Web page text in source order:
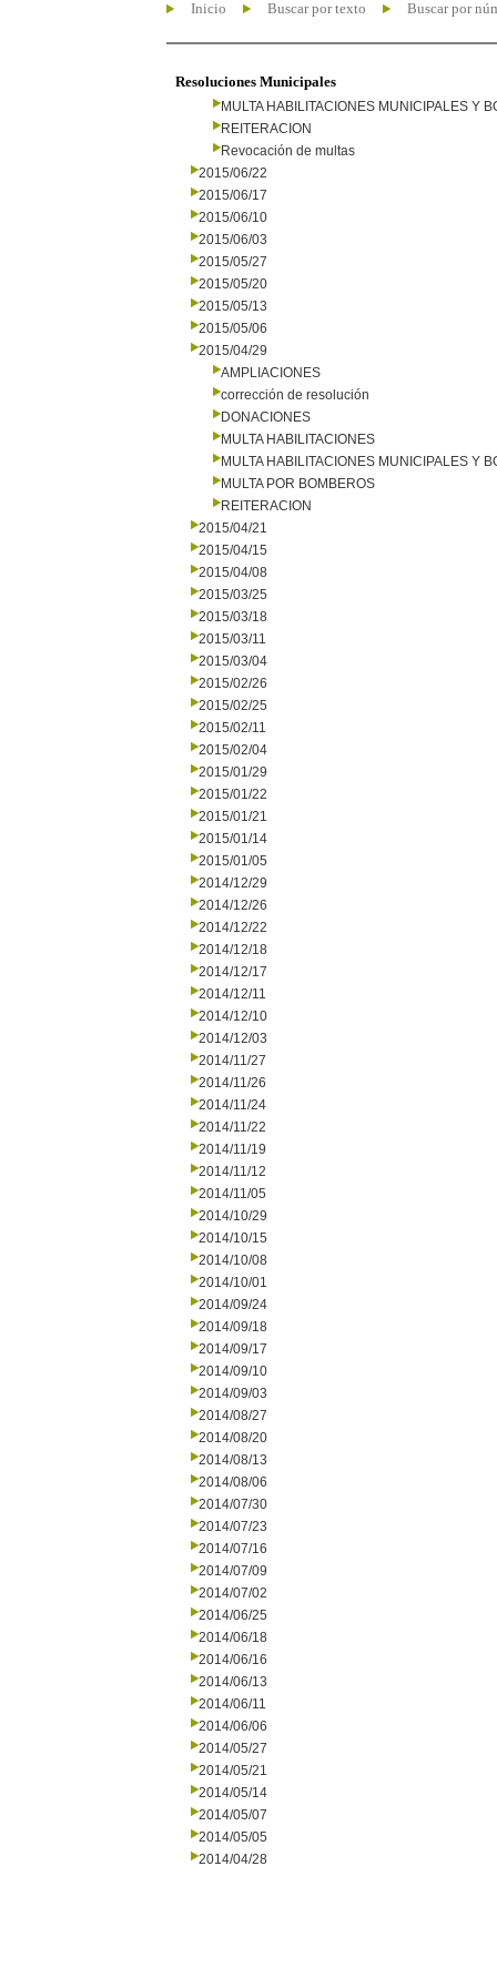
Inicio Buscar por texto Buscar por
Resoluciones Municipales
MULTA HABILITACIONES MUNICIPALES Y
REITERACION
Revocación de multas
2015/06/22
2015/06/17
2015/06/10
2015/06/03
2015/05/27
2015/05/20
2015/05/13
2015/05/06
2015/04/29
AMPLIACIONES
corrección de resolución
DONACIONES
MULTA HABILITACIONES
MULTA HABILITACIONES MUNICIPALES Y
MULTA POR BOMBEROS
REITERACION
2015/04/21
2015/04/15
2015/04/08
2015/03/25
2015/03/18
2015/03/11
2015/03/04
2015/02/26
2015/02/25
2015/02/11
2015/02/04
2015/01/29
2015/01/22
2015/01/21
2015/01/14
2015/01/05
2014/12/29
2014/12/26
2014/12/22
2014/12/18
2014/12/17
2014/12/11
2014/12/10
2014/12/03
2014/11/27
2014/11/26
2014/11/24
2014/11/22
2014/11/19
2014/11/12
2014/11/05
2014/10/29
2014/10/15
2014/10/08
2014/10/01
2014/09/24
2014/09/18
2014/09/17
2014/09/10
2014/09/03
2014/08/27
2014/08/20
2014/08/13
2014/08/06
2014/07/30
2014/07/23
2014/07/16
2014/07/09
2014/07/02
2014/06/25
2014/06/18
2014/06/16
2014/06/13
2014/06/11
2014/06/06
2014/05/27
2014/05/21
2014/05/14
2014/05/07
2014/05/05
2014/04/28